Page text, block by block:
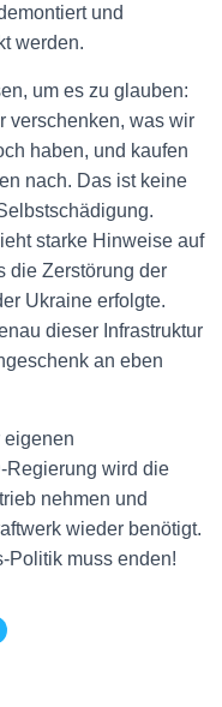
und
werden.
um es zu glauben:
verschenken, was wir
haben, und kaufen
nach. Das ist keine
starke Hinweise auf
die Zerstörung der
Ukraine erfolgte.
dieser Infrastruktur
an eben
eigenen
Regierung wird die
nehmen und
wieder benötigt.
Politik muss enden!